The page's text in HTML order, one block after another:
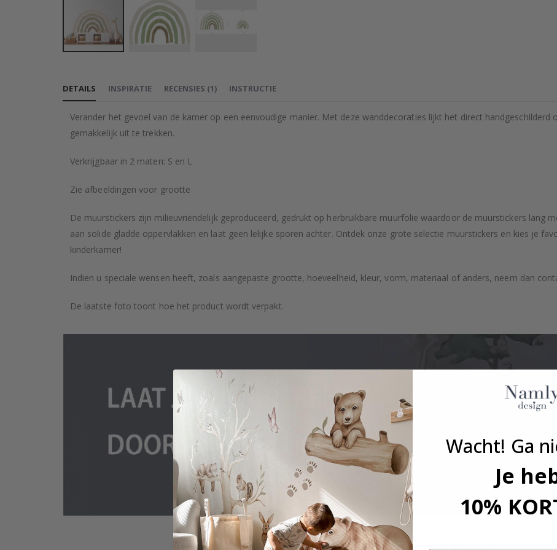
het
van
de
gallerij
DETAILS
Verander het gevoel van de kamer op een eenvoudige manier. Met deze wanddecoraties lijkt het direct handgeschilderd
gemakkelijk uit te trekken.
Verkrijgbaar in 2 maten: S en L
Zie afbeeldingen voor grootte
De muurstickers zijn milieuvriendelijk geproduceerd, gedrukt op herbruikbare muurfolie waardoor de muurstickers lang
aan solide gladde oppervlakken en laat geen lelijke sporen achter. Ontdek onze grote selectie muurstickers en kies je
kinderkamer!
Indien u speciale wensen heeft, zoals aangepaste grootte, hoeveelheid, kleur, vorm, materiaal of anders, neem dan
De laatste foto toont hoe het product wordt verpakt.
INSPIRATIE RECENSIES (1) INSTRUCTIE
Echte inspiratie van onze tevreden klanten!
Tag die van jou met #namly_design
Wacht! Ga
Je
10%